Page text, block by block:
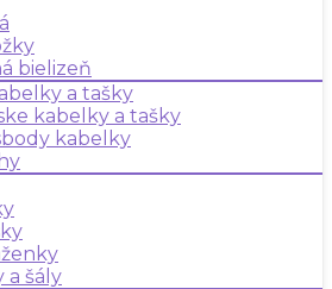
bielizeň
a tašky
kabelky a tašky
kabelky
a šály